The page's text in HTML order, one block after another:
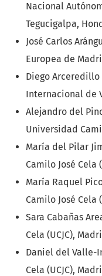
Nacional
Tegucigalpa,
José Carlos
Europea de
Diego Arceredillo
Internacional de
Alejandro del
Universidad
María del Pilar
Camilo José Cela
María Raquel
Camilo José Cela
Sara Cabañas
Cela (UCJC),
Daniel del Valle-
Cela (UCJC),